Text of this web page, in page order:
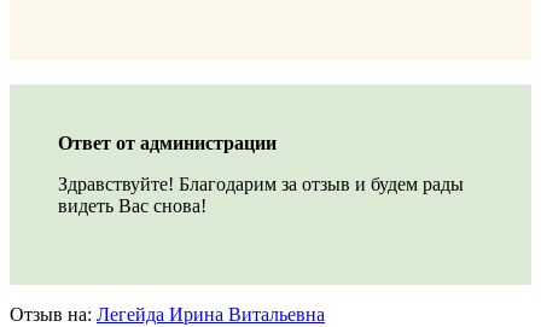
Ответ от администрации
Здравствуйте! Благодарим за отзыв и будем рады
видеть Вас снова!
Отзыв на: Легейда Ирина Витальевна